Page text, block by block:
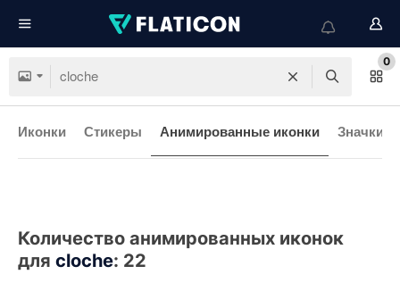
0
Иконки Стикеры Анимированные иконки Значки
Количество анимированных иконок
для cloche: 22